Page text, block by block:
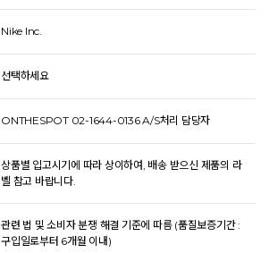
Nike Inc.
선택하세요
ONTHESPOT 02-1644-0136 A/S처리 담당자
상품별 입고시기에 따라 상이하여, 배송 받으신 제품의 라
벨 참고 바랍니다.
관련 법 및 소비자 분쟁 해결 기준에 따름 (품질보증기간 :
구입일로부터 6개월 이내)